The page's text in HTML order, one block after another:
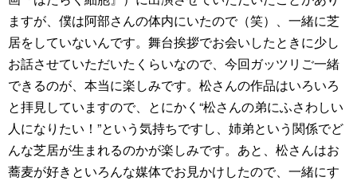
ますが、僕は阿部さんの体内にいたので（笑）、一緒に芝
居をしていないんです。舞台挨拶でお会いしたときに少し
お話させていただいたくらいなので、今回ガッツリご一緒
できるのが、本当に楽しみです。松さんの作品はいろいろ
と拝見していますので、とにかく“松さんの弟にふさわしい
人になりたい！”という気持ちですし、姉弟という関係でど
んな芝居が生まれるのかが楽しみです。あと、松さんはお
蕎麦が好きといろんな媒体でお見かけしたので、一緒にす